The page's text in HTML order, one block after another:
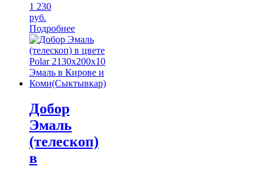
1 230
руб.
Подробнее
Добор
Эмаль
(телескоп)
в